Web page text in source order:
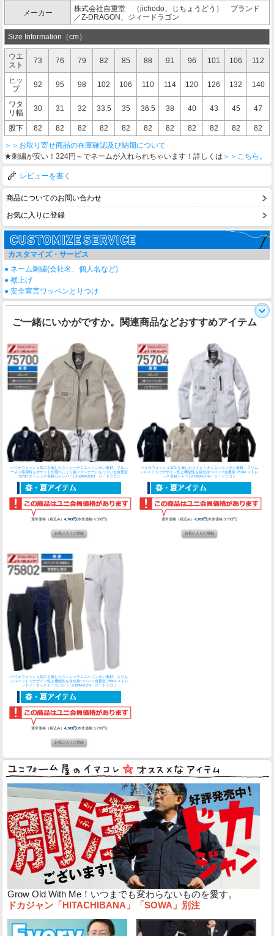
メーカー
株式会社自重堂 （jichodo、じちょうどう） ブランド
／Z-DRAGON、ジィードラゴン
Size Information（cm）
ウエ
スト
73 76 79 82 85 88 91 96 101 106 112
ヒッ
プ
92 95 98 102 106 110 114 120 126 132 140
ワタ
リ幅
30 31 32 33.5 35 36.5 38 40 43 45 47
股下 82 82 82 82 82 82 82 82 82 82
82
＞＞お取り寄せ商品の在庫確認及び納期について
★刺繍が安い！324円～でネームが入れられちゃいます！詳しくは ＞＞こちら。
レビューを書く
商品についてのお問い合わせ
お気に入りに登録
カスタマイズ・サービス
● ネーム刺繍(会社名、個人名など)
● 裾上げ
● 安全宣言ワッペンとりつけ
ご一緒にいかがですか。関連商品などおすすめアイテム
バイオウォッシュ加工を施したストレッチミニへリンボン素材。フルハ
ーネス着用時もポケットが隠れにくく縦ファスナーになっている自重堂
75700 ストレッチ長袖ジャンパー│Z-DRAGON・ジードラゴン
通常価格（税込み）4,763円(本体価格:4,330円)
バイオウォッシュ加工を施したストレッチミニへリンボン素材。スリム
シルエットでデザイン性と機能性を併せ持つパンツ自重堂 75704 ストレ
ッチ長袖シャツ│Z-DRAGON・ジードラゴン
通常価格（税込み） 4,103円(本体価格:3,730円)
バイオウォッシュ加工を施したストレッチミニへリンボン素材。スリム
シルエットでデザイン性と機能性を併せ持つパンツ自重堂 75802 ストレ
ッチノータックカーゴパンツ│Z-DRAGON・ジードラゴン
通常価格（税込み）4,103円(本体価格:3,730円)
Grow Old With Me！いつまでも変わらないものを愛す。
ドカジャン「HITACHIBANA」「SOWA」別注